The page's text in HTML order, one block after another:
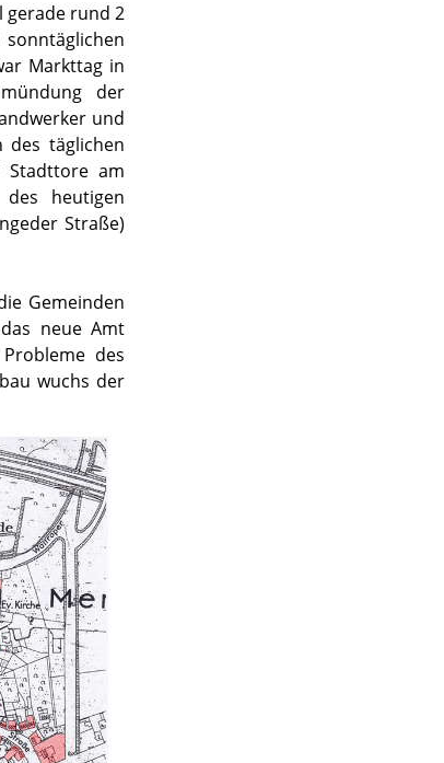
gerade rund 2
Markttag in
der
und
des täglichen
Stadttore am
des heutigen
Straße)
Gemeinden
neue Amt
des
wuchs der